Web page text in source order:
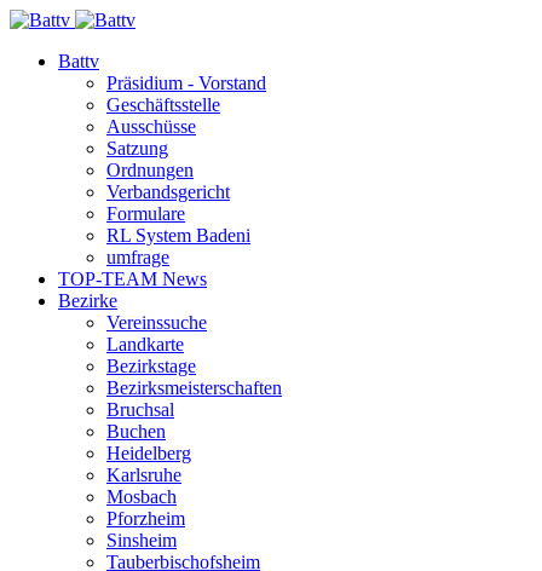
Battv
Präsidium - Vorstand
Geschäftsstelle
Ausschüsse
Satzung
Ordnungen
Verbandsgericht
Formulare
RL System Badeni
umfrage
TOP-TEAM News
Bezirke
Vereinssuche
Landkarte
Bezirkstage
Bezirksmeisterschaften
Bruchsal
Buchen
Heidelberg
Karlsruhe
Mosbach
Pforzheim
Sinsheim
Tauberbischofsheim